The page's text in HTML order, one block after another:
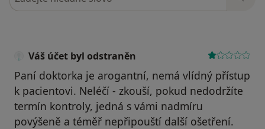
Váš účet byl odstraněn
Paní doktorka je arogantní, nemá vlídný přístup
k pacientovi. Neléčí - zkouší, pokud nedodržíte
termín kontroly, jedná s vámi nadmíru
povýšeně a téměř nepřipouští další ošetření.